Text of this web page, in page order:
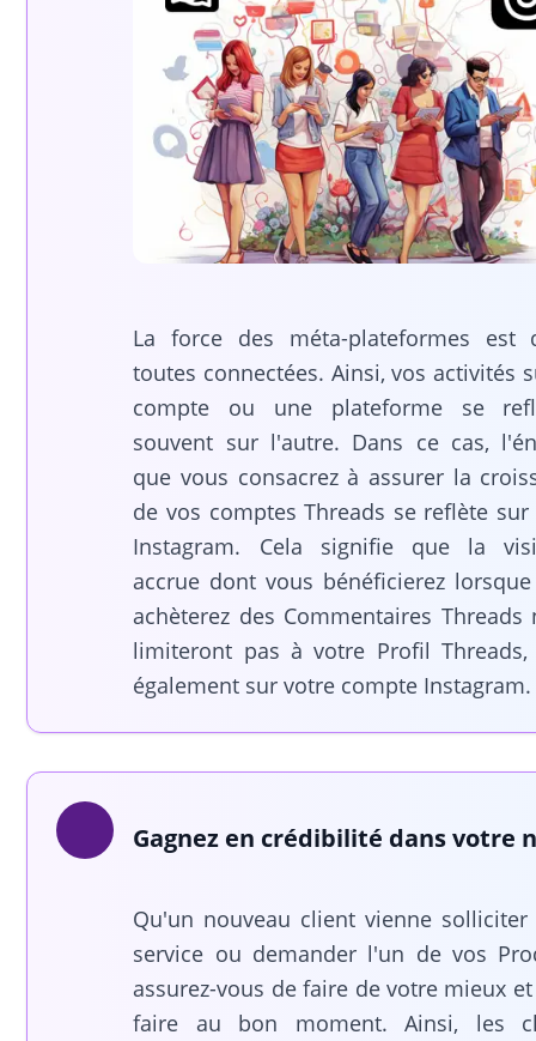
La force des méta-plateformes est
toutes connectées. Ainsi, vos activités
compte ou une plateforme se
souvent sur l'autre. Dans ce cas,
que vous consacrez à assurer la
de vos comptes Threads se reflète sur
Instagram. Cela signifie que la
accrue dont vous bénéficierez
achèterez des Commentaires Threads
limiteront pas à votre Profil Threads,
également sur votre compte Instagram.
Gagnez en crédibilité dans votre
Qu'un nouveau client vienne solliciter
service ou demander l'un de vos
assurez-vous de faire de votre mieux
faire au bon moment. Ainsi, les